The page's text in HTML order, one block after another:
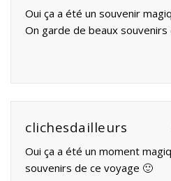
Oui ça a été un souvenir
On garde de beaux souvenirs
clichesdailleurs
Oui ça a été un moment
souvenirs de ce voyage 🙂